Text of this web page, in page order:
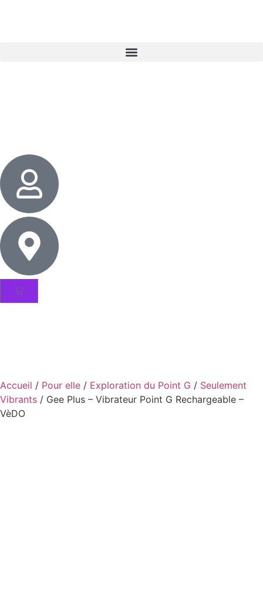
Accueil / Pour elle / Exploration du Point G / Seulement
Vibrants / Gee Plus – Vibrateur Point G Rechargeable –
VèDO